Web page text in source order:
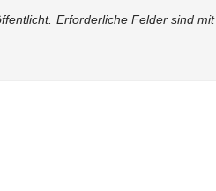
Erforderliche Felder sind mit